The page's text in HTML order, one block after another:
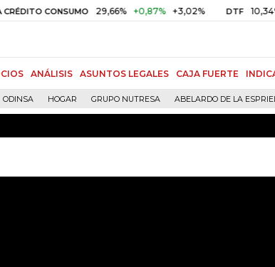
CONSUMO 29,66% +0,87% +3,02% DTF 10,34%
ANÁLISIS ASUNTOS LEGALES CAJA FUERTE
ODINSA HOGAR GRUPO NUTRESA ABELARDO DE LA